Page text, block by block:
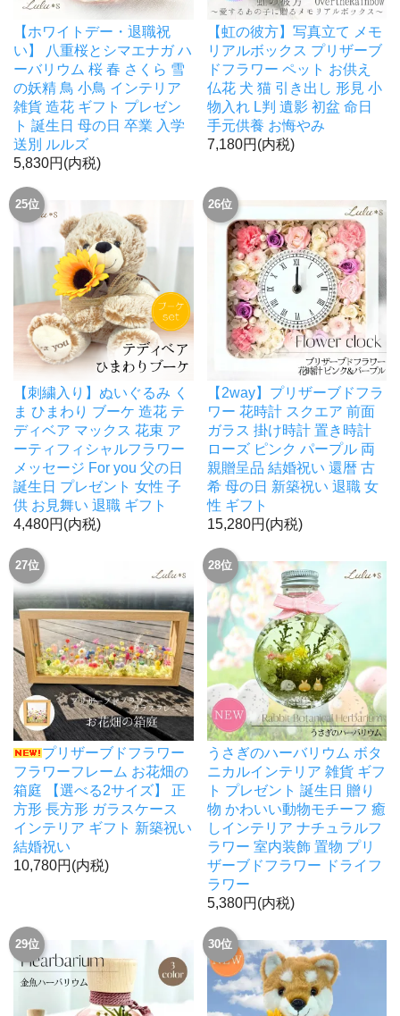
【ホワイトデー・退職祝
い】 八重桜とシマエナガ ハ
ーバリウム 桜 春 さくら 雪
の妖精 鳥 小鳥 インテリア
雑貨 造花 ギフト プレゼン
ト 誕生日 母の日 卒業 入学
送別 ルルズ
5,830円(内税)
【虹の彼方】写真立て メモ
リアルボックス プリザーブ
ドフラワー ペット お供え
仏花 犬 猫 引き出し 形見 小
物入れ L判 遺影 初盆 命日
手元供養 お悔やみ
7,180円(内税)
25位
【刺繍入り】ぬいぐるみ く
ま ひまわり ブーケ 造花 テ
ディベア マックス 花束 ア
ーティフィシャルフラワー
メッセージ For you 父の日
誕生日 プレゼント 女性 子
供 お見舞い 退職 ギフト
4,480円(内税)
26位
【2way】プリザーブドフラ
ワー 花時計 スクエア 前面
ガラス 掛け時計 置き時計
ローズ ピンク パープル 両
親贈呈品 結婚祝い 還暦 古
希 母の日 新築祝い 退職 女
性 ギフト
15,280円(内税)
27位
プリザーブドフラワー
フラワーフレーム お花畑の
箱庭 【選べる2サイズ】 正
方形 長方形 ガラスケース
インテリア ギフト 新築祝い
結婚祝い
10,780円(内税)
28位
うさぎのハーバリウム ボタ
ニカルインテリア 雑貨 ギフ
ト プレゼント 誕生日 贈り
物 かわいい動物モチーフ 癒
しインテリア ナチュラルフ
ラワー 室内装飾 置物 プリ
ザーブドフラワー ドライフ
ラワー
5,380円(内税)
29位 30位